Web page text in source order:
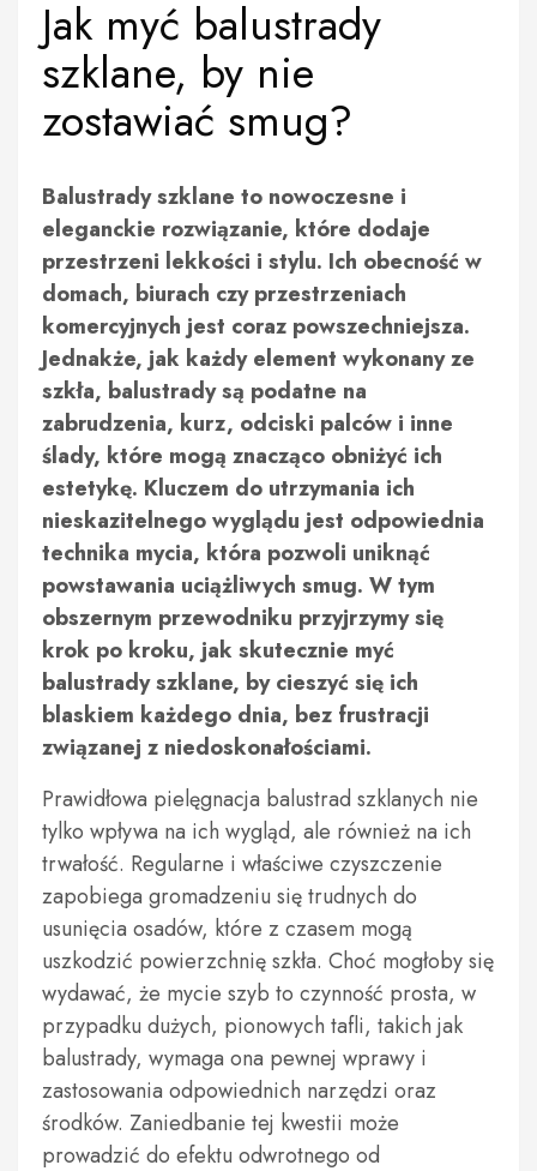
Jak myć balustrady
szklane, by nie
zostawiać smug?
Balustrady szklane to nowoczesne i
eleganckie rozwiązanie, które dodaje
przestrzeni lekkości i stylu. Ich obecność w
domach, biurach czy przestrzeniach
komercyjnych jest coraz powszechniejsza.
Jednakże, jak każdy element wykonany ze
szkła, balustrady są podatne na
zabrudzenia, kurz, odciski palców i inne
ślady, które mogą znacząco obniżyć ich
estetykę. Kluczem do utrzymania ich
nieskazitelnego wyglądu jest odpowiednia
technika mycia, która pozwoli uniknąć
powstawania uciążliwych smug. W tym
obszernym przewodniku przyjrzymy się
krok po kroku, jak skutecznie myć
balustrady szklane, by cieszyć się ich
blaskiem każdego dnia, bez frustracji
związanej z niedoskonałościami.
Prawidłowa pielęgnacja balustrad szklanych nie
tylko wpływa na ich wygląd, ale również na ich
trwałość. Regularne i właściwe czyszczenie
zapobiega gromadzeniu się trudnych do
usunięcia osadów, które z czasem mogą
uszkodzić powierzchnię szkła. Choć mogłoby się
wydawać, że mycie szyb to czynność prosta, w
przypadku dużych, pionowych tafli, takich jak
balustrady, wymaga ona pewnej wprawy i
zastosowania odpowiednich narzędzi oraz
środków. Zaniedbanie tej kwestii może
prowadzić do efektu odwrotnego od